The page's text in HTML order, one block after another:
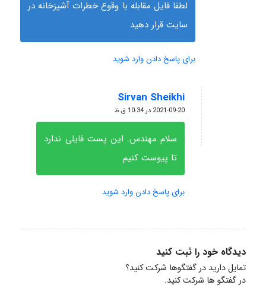
لطفا فایل مقابله با وقوع خطرات آشپزخانه در
سایت قرار دهید
برای پاسخ دادن وارد شوید
Sirvan Sheikhi
گفته:
2021-09-20 در 10:34 ق.ظ
سلام مهندس. این پست فایلی ندارد
تا پیوست کنیم
برای پاسخ دادن وارد شوید
دیدگاه خود را ثبت کنید
تمایل دارید در گفتگوها شرکت کنید؟
در گفتگو ها شرکت کنید.